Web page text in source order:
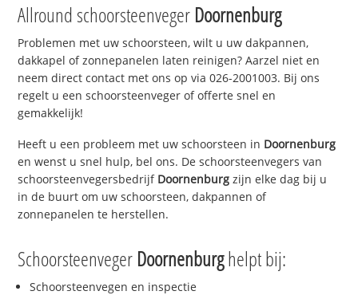
Allround schoorsteenveger Doornenburg
Problemen met uw schoorsteen, wilt u uw dakpannen,
dakkapel of zonnepanelen laten reinigen? Aarzel niet en
neem direct contact met ons op via 026-2001003. Bij ons
regelt u een schoorsteenveger of offerte snel en
gemakkelijk!
Heeft u een probleem met uw schoorsteen in Doornenburg
en wenst u snel hulp, bel ons. De schoorsteenvegers van
schoorsteenvegersbedrijf Doornenburg zijn elke dag bij u
in de buurt om uw schoorsteen, dakpannen of
zonnepanelen te herstellen.
Schoorsteenveger Doornenburghelpt bij:
Schoorsteenvegen en inspectie